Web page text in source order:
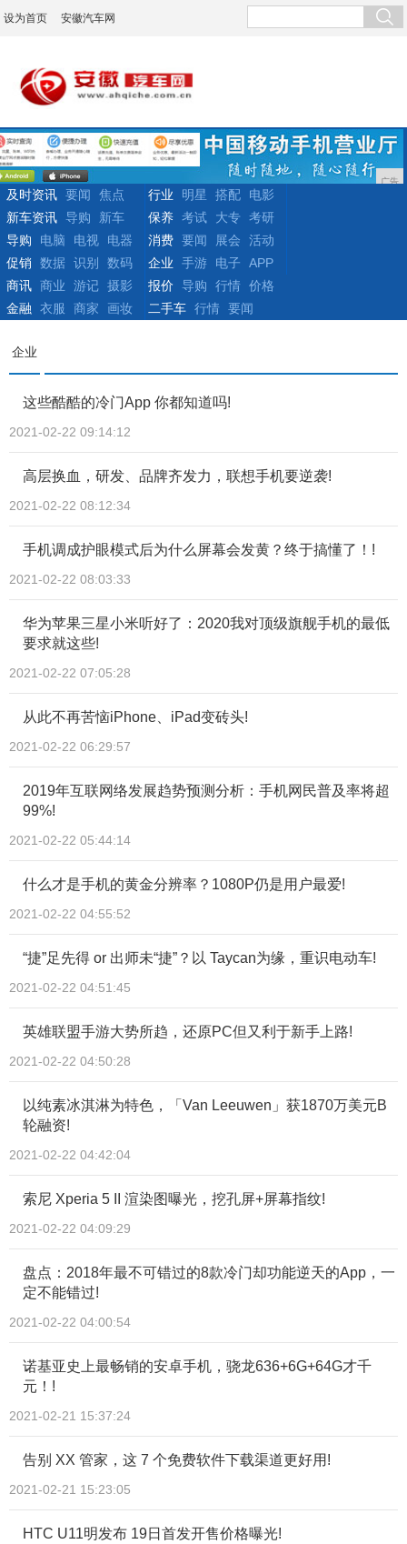
设为首页 安徽汽车网
广告
及时资讯 要闻
焦点
新车资讯 导购 新车
行业 明星 搭配
电影
保养 考试 大专 考研
导购
电脑 电视
电器
促销
数据 识别 数码
消费 要闻 展会
活动
企业
手游 电子
APP
商讯 商业 游记 摄影
金融
衣服 商家 画妆
报价 导购 行情 价格
二手车 行情 要闻
企业
这些酷酷的冷门App 你都知道吗!
2021-02-22 09:14:12
高层换血，研发、品牌齐发力，联想手机要逆袭!
2021-02-22 08:12:34
手机调成护眼模式后为什么屏幕会发黄？终于搞懂了！!
2021-02-22 08:03:33
华为苹果三星小米听好了：2020我对顶级旗舰手机的最低
要求就这些!
2021-02-22 07:05:28
从此不再苦恼iPhone、iPad变砖头!
2021-02-22 06:29:57
2019年互联网络发展趋势预测分析：手机网民普及率将超
99%!
2021-02-22 05:44:14
什么才是手机的黄金分辨率？1080P仍是用户最爱!
2021-02-22 04:55:52
“捷”足先得 or 出师未“捷”？以 Taycan为缘，重识电动车!
2021-02-22 04:51:45
英雄联盟手游大势所趋，还原PC但又利于新手上路!
2021-02-22 04:50:28
以纯素冰淇淋为特色，「Van Leeuwen」获1870万美元B
轮融资!
2021-02-22 04:42:04
索尼 Xperia 5 II 渲染图曝光，挖孔屏+屏幕指纹!
2021-02-22 04:09:29
盘点：2018年最不可错过的8款冷门却功能逆天的App，一
定不能错过!
2021-02-22 04:00:54
诺基亚史上最畅销的安卓手机，骁龙636+6G+64G才千
元！!
2021-02-21 15:37:24
告别 XX 管家，这 7 个免费软件下载渠道更好用!
2021-02-21 15:23:05
HTC U11明发布 19日首发开售价格曝光!